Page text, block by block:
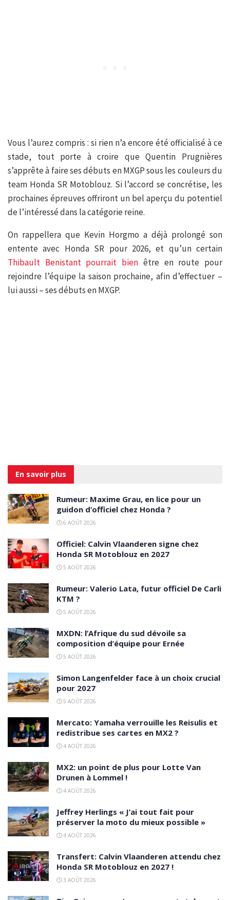
Vous l’aurez compris : si rien n’a encore été officialisé à ce
stade, tout porte à croire que Quentin Prugnières
s’apprête à faire ses débuts en MXGP sous les couleurs du
team Honda SR Motoblouz. Si l’accord se concrétise, les
prochaines épreuves offriront un bel aperçu du potentiel
de l’intéressé dans la catégorie reine.
On rappellera que Kevin Horgmo a déjà prolongé son
entente avec Honda SR pour 2026, et qu’un certain
Thibault Benistant pourrait bien être en route pour
rejoindre l’équipe la saison prochaine, afin d’effectuer –
lui aussi – ses débuts en MXGP.
En savoir plus
Rumeur: Maxime Grau, en lice pour un
guidon d’officiel chez Honda ?
6 AOÛT 2026
Officiel: Calvin Vlaanderen signe chez
Honda SR Motoblouz en 2027
5 AOÛT 2026
Rumeur: Valerio Lata, futur officiel De Carli
KTM ?
5 AOÛT 2026
MXDN: l’Afrique du sud dévoile sa
composition d’équipe pour Ernée
5 AOÛT 2026
Simon Langenfelder face à un choix crucial
pour 2027
5 AOÛT 2026
Mercato: Yamaha verrouille les Reisulis et
redistribue ses cartes en MX2 ?
4 AOÛT 2026
MX2: un point de plus pour Lotte Van
Drunen à Lommel !
4 AOÛT 2026
Jeffrey Herlings « J’ai tout fait pour
préserver la moto du mieux possible »
4 AOÛT 2026
Transfert: Calvin Vlaanderen attendu chez
Honda SR Motoblouz en 2027 !
3 AOÛT 2026